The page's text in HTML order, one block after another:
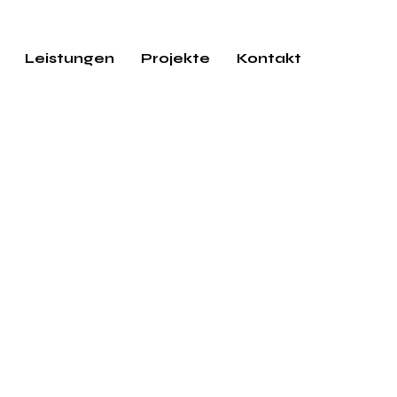
Kontakt
Projekte
Leistungen